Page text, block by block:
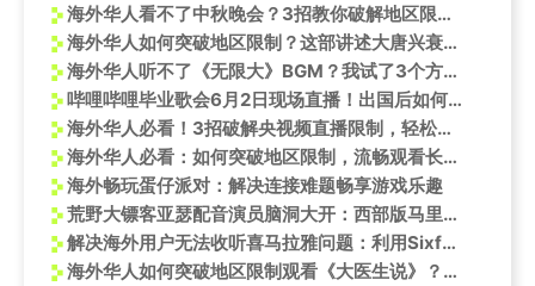
海外华人看不了中秋晚会？3招教你破解地区限制，海来阿木的‘神秘搭档’终于能看了！
海外华人如何突破地区限制？这部讲述大唐兴衰的有声书或许能给你启发
海外华人听不了《无限大》BGM？我试了3个方法，第2个真香了
哔哩哔哩毕业歌会6月2日现场直播！出国后如何无限制看国内直播？
海外华人必看！3招破解央视频直播限制，轻松追《虹观世界》
海外华人必看：如何突破地区限制，流畅观看长春新民大街文化纪录片
海外畅玩蛋仔派对：解决连接难题畅享游戏乐趣
荒野大镖客亚瑟配音演员脑洞大开：西部版马里奥赛车引爆玩家想象
解决海外用户无法收听喜马拉雅问题：利用Sixfast回国加速器
海外华人如何突破地区限制观看《大医生说》？3个实用技巧解决视频无法播放问题